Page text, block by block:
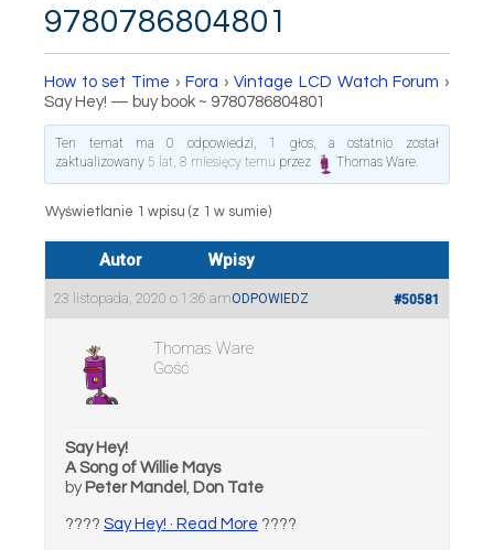
9780786804801
How to set Time › Fora › Vintage LCD Watch Forum ›
Say Hey! — buy book ~ 9780786804801
Ten temat ma 0 odpowiedzi, 1 głos, a ostatnio został
zaktualizowany 5 lat, 8 miesięcy temu przez Thomas Ware.
Wyświetlanie 1 wpisu (z 1 w sumie)
Autor Wpisy
23 listopada, 2020 o 1:36 am #50581
ODPOWIEDZ
Thomas Ware
Gość
Say Hey!
A Song of Willie Mays
by Peter Mandel , Don Tate
???? Say Hey! · Read More ????